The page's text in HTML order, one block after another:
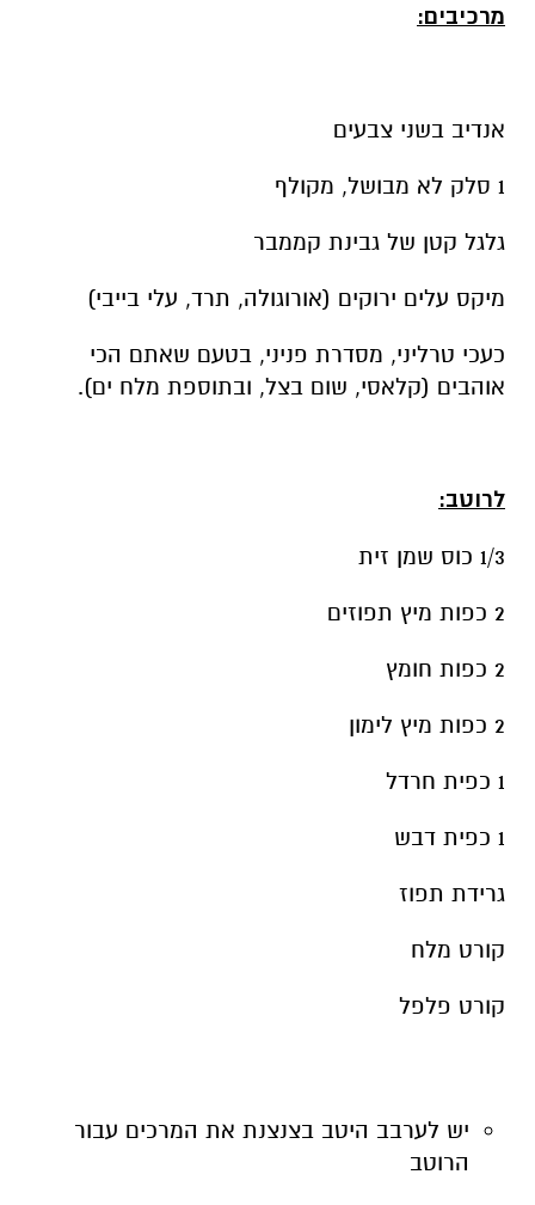
מרכיבים:
אנדיב בשני צבעים
1 סלק לא מבושל, מקולף
גלגל קטן של גבינת קממבר
מיקס עלים ירוקים (אורוגולה, תרד, עלי בייבי)
כעכי טרליני, מסדרת פניני, בטעם שאתם הכי
אוהבים (קלאסי, שום בצל, ובתוספת מלח ים).
לרוטב:
1/3 כוס שמן זית
2 כפות מיץ תפוזים
2 כפות חומץ
2 כפות מיץ לימון
1 כפית חרדל
1 כפית דבש
גרידת תפוז
קורט מלח
קורט פלפל
יש לערבב היטב בצנצנת את המרכים עבור
הרוטב